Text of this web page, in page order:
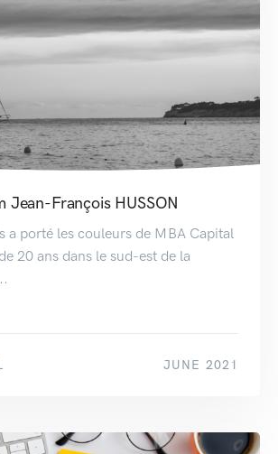
Jean-François HUSSON
a porté les couleurs de MBA Capital
20 ans dans le sud-est de la
JUNE 2021